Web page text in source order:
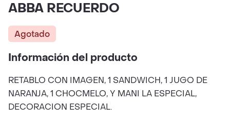
ABBA RECUERDO
Agotado
Información del producto
RETABLO CON IMAGEN, 1 SANDWICH, 1 JUGO DE
NARANJA, 1 CHOCMELO, Y MANI LA ESPECIAL,
DECORACION ESPECIAL.